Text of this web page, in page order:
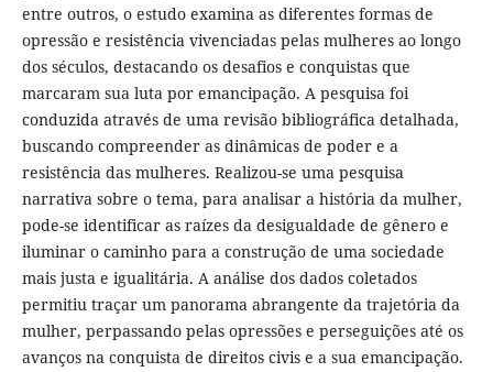
entre outros, o estudo examina as diferentes formas de
opressão e resistência vivenciadas pelas mulheres ao longo
dos séculos, destacando os desafios e conquistas que
marcaram sua luta por emancipação. A pesquisa foi
conduzida através de uma revisão bibliográfica detalhada,
buscando compreender as dinâmicas de poder e a
resistência das mulheres. Realizou-se uma pesquisa
narrativa sobre o tema, para analisar a história da mulher,
pode-se identificar as raízes da desigualdade de gênero e
iluminar o caminho para a construção de uma sociedade
mais justa e igualitária. A análise dos dados coletados
permitiu traçar um panorama abrangente da trajetória da
mulher, perpassando pelas opressões e perseguições até os
avanços na conquista de direitos civis e a sua emancipação.